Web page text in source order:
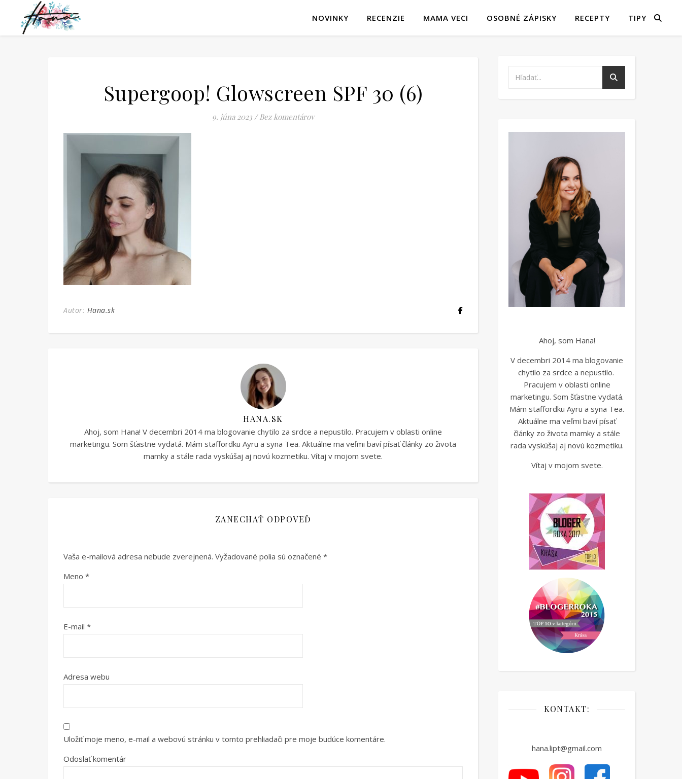
NOVINKY RECENZIE MAMA VECI OSOBNÉ ZÁPISKY RECEPTY TIPY
Supergoop! Glowscreen SPF 30 (6)
9. júna 2023 / Bez komentárov
Autor: Hana.sk
HANA.SK
Ahoj, som Hana! V decembri 2014 ma blogovanie chytilo za srdce a nepustilo. Pracujem v oblasti online
marketingu. Som šťastne vydatá. Mám staffordku Ayru a syna Tea. Aktuálne ma veľmi baví písať články zo života
mamky a stále rada vyskúšaj aj novú kozmetiku. Vítaj v mojom svete.
ZANECHAŤ ODPOVEĎ
Vaša e-mailová adresa nebude zverejnená. Vyžadované polia sú označené *
Meno *
E-mail *
Adresa webu
Uložiť moje meno, e-mail a webovú stránku v tomto prehliadači pre moje budúce komentáre.
Odoslať komentár
Ahoj, som Hana!
V decembri 2014 ma blogovanie
chytilo za srdce a nepustilo.
Pracujem v oblasti online
marketingu. Som šťastne vydatá.
Mám staffordku Ayru a syna Tea.
Aktuálne ma veľmi baví písať
články zo života mamky a stále
rada vyskúšaj aj novú kozmetiku.
Vítaj v mojom svete.
KONTAKT:
hana.lipt@gmail.com